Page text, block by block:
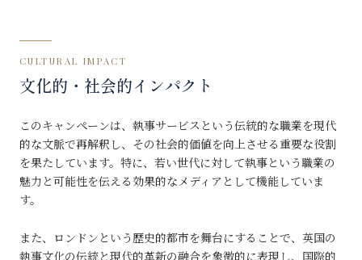
CULTURAL IMPACT
文化的・社会的インパクト
このキャンペーンは、執事サービスという伝統的な職業を現代
的な文脈で再解釈し、その社会的価値を向上させる重要な役割
を果たしています。特に、若い世代に対して執事という職業の
魅力と可能性を伝える効果的なメディアとして機能していま
す。
また、ロンドンという歴史的都市を舞台にすることで、英国の
執事文化の伝統と現代的革新の融合を象徴的に表現し、国際的